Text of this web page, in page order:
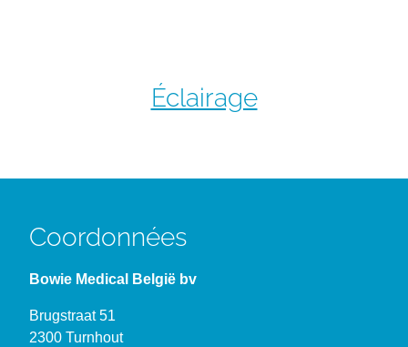
Éclairage
Coordonnées
Bowie Medical België bv
Brugstraat 51
2300 Turnhout